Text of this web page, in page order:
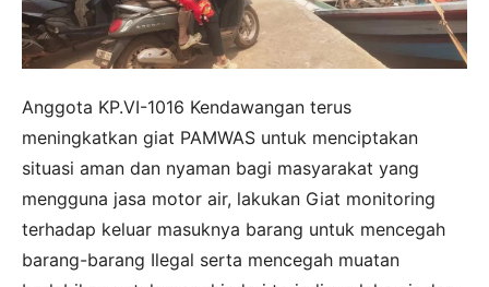
Anggota KP.VI-1016 Kendawangan terus
meningkatkan giat PAMWAS untuk menciptakan
situasi aman dan nyaman bagi masyarakat yang
mengguna jasa motor air, lakukan Giat monitoring
terhadap keluar masuknya barang untuk mencegah
barang-barang Ilegal serta mencegah muatan